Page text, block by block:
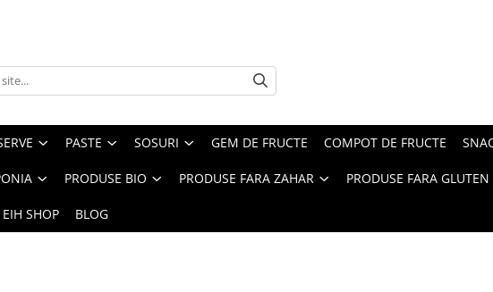
PASTE SOSURI GEM DE FRUCTE COMPOT DE FRUCTE
PRODUSE BIO PRODUSE FARA ZAHAR PRODUSE FARA GLUTEN
SHOP BLOG